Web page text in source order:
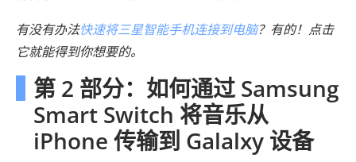
有没有办法快速将三星智能手机连接到电脑？有的！点击
它就能得到你想要的。
第 2 部分：如何通过 Samsung
Smart Switch 将音乐从
iPhone 传输到 Galalxy 设备